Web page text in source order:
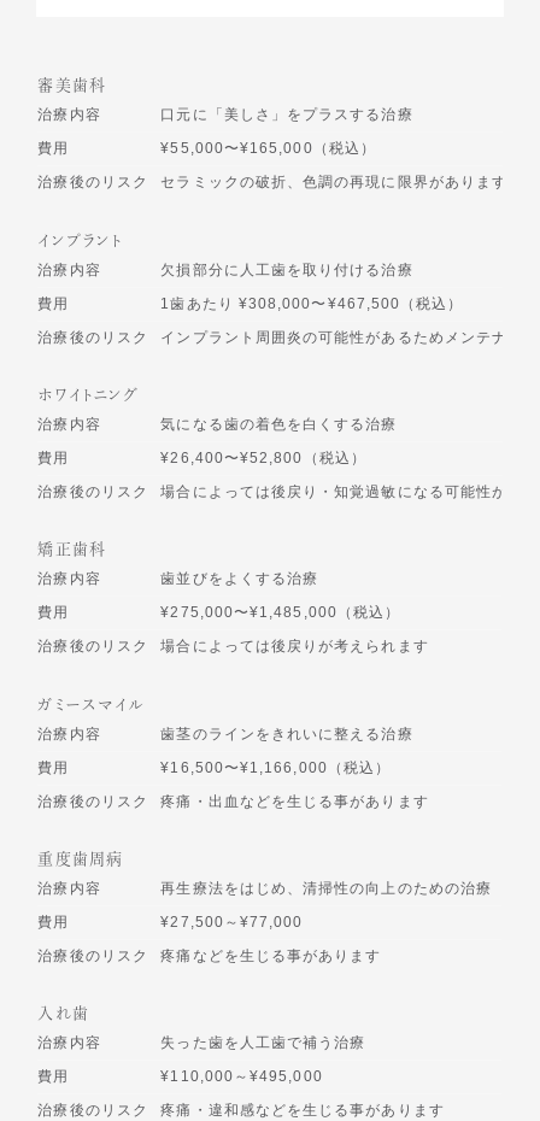
審美歯科
治療内容
口元に「美しさ」をプラスする治療
費用
¥55,000〜¥165,000（税込）
治療後のリスク
セラミックの破折、色調の再現に限界があります
インプラント
治療内容
欠損部分に人工歯を取り付ける治療
費用
1歯あたり ¥308,000〜¥467,500（税込）
治療後のリスク
インプラント周囲炎の可能性があるためメンテナン
ホワイトニング
治療内容
気になる歯の着色を白くする治療
費用
¥26,400〜¥52,800（税込）
治療後のリスク
場合によっては後戻り・知覚過敏になる可能性があ
矯正歯科
治療内容
歯並びをよくする治療
費用
¥275,000〜¥1,485,000（税込）
治療後のリスク
場合によっては後戻りが考えられます
ガミースマイル
治療内容
歯茎のラインをきれいに整える治療
費用
¥16,500〜¥1,166,000（税込）
治療後のリスク
疼痛・出血などを生じる事があります
重度歯周病
治療内容
再生療法をはじめ、清掃性の向上のための治療
費用
¥27,500～¥77,000
治療後のリスク
疼痛などを生じる事があります
入れ歯
治療内容
失った歯を人工歯で補う治療
費用
¥110,000～¥495,000
治療後のリスク
疼痛・違和感などを生じる事があります